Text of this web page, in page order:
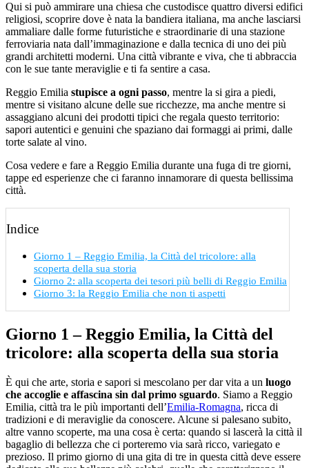
Qui si può ammirare una chiesa che custodisce quattro diversi edifici
religiosi, scoprire dove è nata la bandiera italiana, ma anche lasciarsi
ammaliare dalle forme futuristiche e straordinarie di una stazione
ferroviaria nata dall’immaginazione e dalla tecnica di uno dei più
grandi architetti moderni. Una città vibrante e viva, che ti abbraccia
con le sue tante meraviglie e ti fa sentire a casa.
Reggio Emilia stupisce a ogni passo, mentre la si gira a piedi,
mentre si visitano alcune delle sue ricchezze, ma anche mentre si
assaggiano alcuni dei prodotti tipici che regala questo territorio:
sapori autentici e genuini che spaziano dai formaggi ai primi, dalle
torte salate al vino.
Cosa vedere e fare a Reggio Emilia durante una fuga di tre giorni,
tappe ed esperienze che ci faranno innamorare di questa bellissima
città.
Indice
Giorno 1 – Reggio Emilia, la Città del tricolore: alla
scoperta della sua storia
Giorno 2: alla scoperta dei tesori più belli di Reggio Emilia
Giorno 3: la Reggio Emilia che non ti aspetti
Giorno 1 – Reggio Emilia, la Città del
tricolore: alla scoperta della sua storia
È qui che arte, storia e sapori si mescolano per dar vita a un luogo
che accoglie e affascina sin dal primo sguardo. Siamo a Reggio
Emilia, città tra le più importanti dell’Emilia-Romagna, ricca di
tradizioni e di meraviglie da conoscere. Alcune si palesano subito,
altre vanno scoperte, ma una cosa è certa: quando si lascerà la città il
bagaglio di bellezza che ci porteremo via sarà ricco, variegato e
prezioso. Il primo giorno di una gita di tre in questa città deve essere